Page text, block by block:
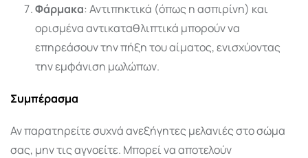
Φάρμακα: Αντιπηκτικά (όπως η ασπιρίνη) και
ορισμένα αντικαταθλιπτικά μπορούν να
επηρεάσουν την πήξη του αίματος, ενισχύοντας
την εμφάνιση μωλώπων.
Συμπέρασμα
Αν παρατηρείτε συχνά ανεξήγητες μελανιές στο σώμα
σας, μην τις αγνοείτε. Μπορεί να αποτελούν